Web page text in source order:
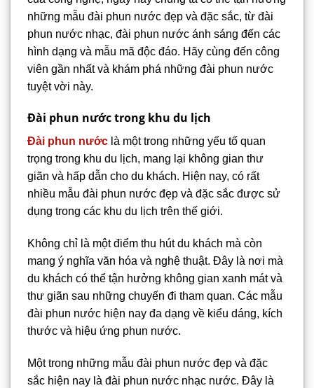
những mẫu đài phun nước đẹp và đặc sắc, từ đài
phun nước nhạc, đài phun nước ánh sáng đến các
hình dạng và mẫu mã độc đáo. Hãy cùng đến công
viên gần nhất và khám phá những đài phun nước
tuyệt vời này.
Đài phun nước trong khu du lịch
Đài phun nước là một trong những yếu tố quan
trọng trong khu du lịch, mang lại không gian thư
giãn và hấp dẫn cho du khách. Hiện nay, có rất
nhiều mẫu đài phun nước đẹp và đặc sắc được sử
dụng trong các khu du lịch trên thế giới.
Không chỉ là một điểm thu hút du khách mà còn
mang ý nghĩa văn hóa và nghệ thuật. Đây là nơi mà
du khách có thể tận hưởng không gian xanh mát và
thư giãn sau những chuyến đi tham quan. Các mẫu
đài phun nước hiện nay đa dạng về kiểu dáng, kích
thước và hiệu ứng phun nước.
Một trong những mẫu đài phun nước đẹp và đặc
sắc hiện nay là đài phun nước nhạc nước. Đây là